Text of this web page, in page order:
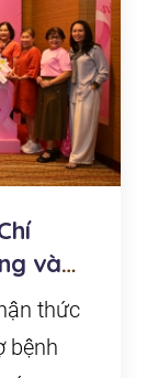
và
thức
bệnh